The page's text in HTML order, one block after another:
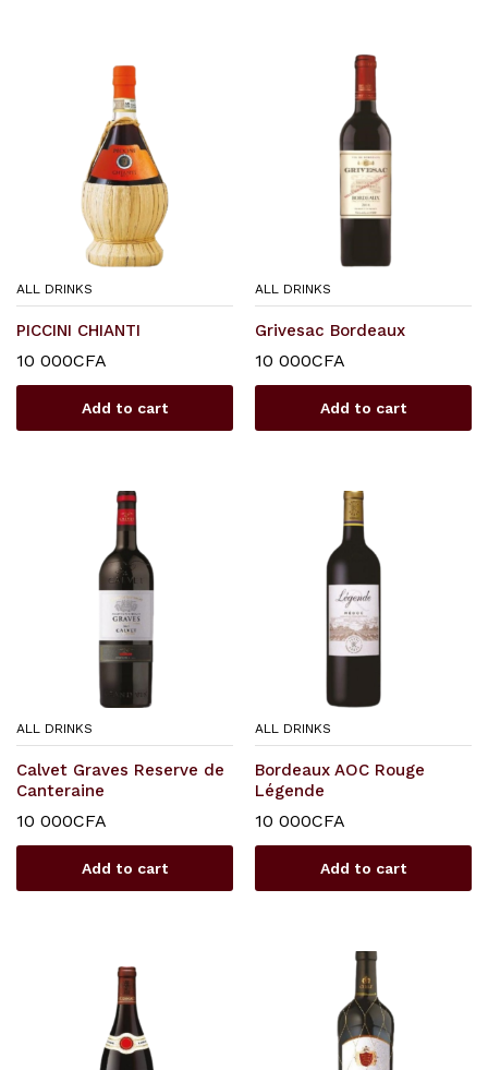
ALL DRINKS
PICCINI CHIANTI
10 000CFA
Add to cart
ALL DRINKS
Grivesac Bordeaux
10 000CFA
Add to cart
ALL DRINKS
Calvet Graves Reserve de
Canteraine
10 000CFA
Add to cart
ALL DRINKS
Bordeaux AOC Rouge
Légende
10 000CFA
Add to cart